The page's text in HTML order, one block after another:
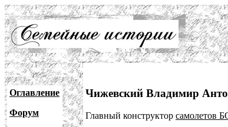
Оглавление
Форум
Чижевский Владимир
Главный конструктор самолетов